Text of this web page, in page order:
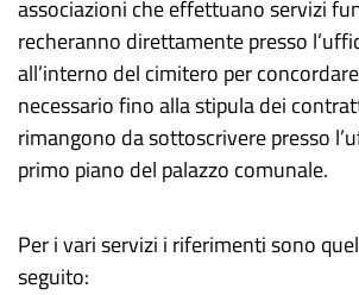
associazioni che effettuano servizi
recheranno direttamente presso
all’interno del cimitero per
necessario fino alla stipula dei
rimangono da sottoscrivere presso
primo piano del palazzo comunale.
Per i vari servizi i riferimenti sono
seguito: